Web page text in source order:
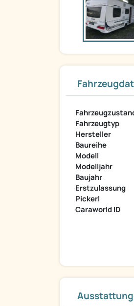
Fahrzeugtyp
Hersteller
Baureihe
Modell
Modelljahr
Baujahr
Erstzulassung
Pickerl
Caraworld ID